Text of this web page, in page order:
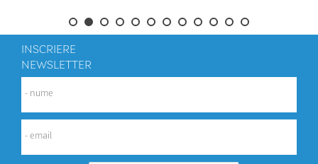
INSCRIERE
NEWSLETTER